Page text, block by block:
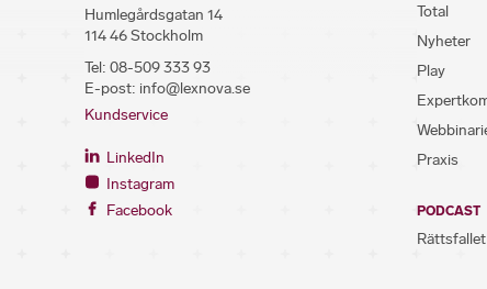
Humlegårdsgatan 14
114 46 Stockholm
Tel: 08-509 333 93
E-post: info@lexnova.se
Kundservice
LinkedIn
Instagram
Facebook
Total
Nyheter
Play
Praxis
PODCAST